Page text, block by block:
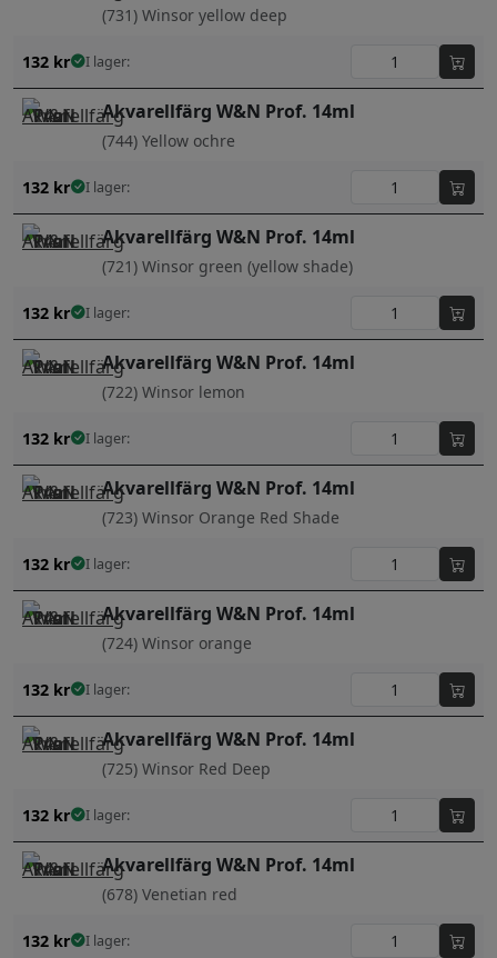
(731) Winsor yellow deep
132 kr I lager:
Akvarellfärg W&N Prof. 14ml
(744) Yellow ochre
132 kr I lager:
Akvarellfärg W&N Prof. 14ml
(721) Winsor green (yellow shade)
132 kr I lager:
Akvarellfärg W&N Prof. 14ml
(722) Winsor lemon
132 kr I lager:
Akvarellfärg W&N Prof. 14ml
(723) Winsor Orange Red Shade
132 kr I lager:
Akvarellfärg W&N Prof. 14ml
(724) Winsor orange
132 kr I lager:
Akvarellfärg W&N Prof. 14ml
(725) Winsor Red Deep
132 kr I lager:
Akvarellfärg W&N Prof. 14ml
(678) Venetian red
132 kr I lager: